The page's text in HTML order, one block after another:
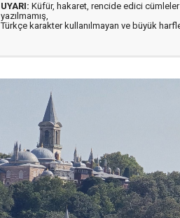
UYARI: Küfür, hakaret, rencide edici cümleler
yazılmamış,
Türkçe karakter kullanılmayan ve büyük